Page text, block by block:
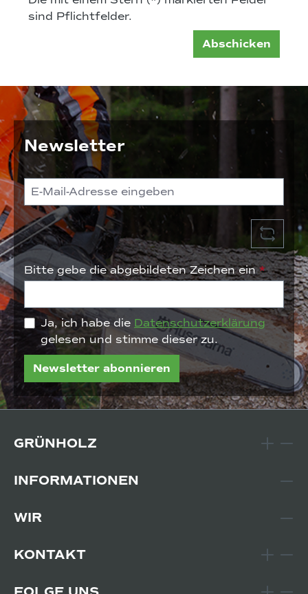
sind Pflichtfelder.
Abschicken
Newsletter
Bitte gebe die abgebildeten Zeichen ein*
Ja, ich habe die Datenschutzerklärung
gelesen und stimme dieser zu.
Newsletter abonnieren
GRÜNHOLZ
INFORMATIONEN
WIR
KONTAKT